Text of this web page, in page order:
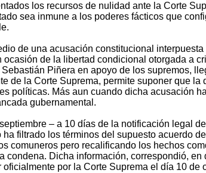
los recursos de nulidad ante la Corte
sea inmune a los poderes fácticos que
de una acusación constitucional
ocasión de la libertad condicional otorgada a
Piñera en apoyo de los supremos,
de la Corte Suprema, permite suponer que
políticas. Más aun cuando dicha acusación
gubernamental.
– a 10 días de la notificación legal
filtrado los términos del supuesto acuerdo
comuneros pero recalificando los hechos
condena. Dicha información, correspondió,
por la Corte Suprema el día 10 de